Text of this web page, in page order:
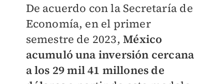
De acuerdo con la Secretaría de
Economía, en el primer
semestre de 2023,México
acumuló una inversión cercana
a los 29 mil 41 millones de